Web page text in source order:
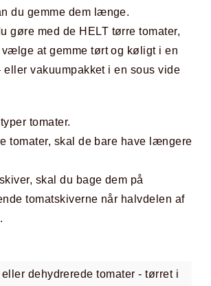
du gemme dem længe.
gøre med de HELT tørre tomater,
at gemme tørt og køligt i en
eller vakuumpakket i en sous vide
tomater.
tomater, skal de bare have længere
skal du bage dem på
tomatskiverne når halvdelen af